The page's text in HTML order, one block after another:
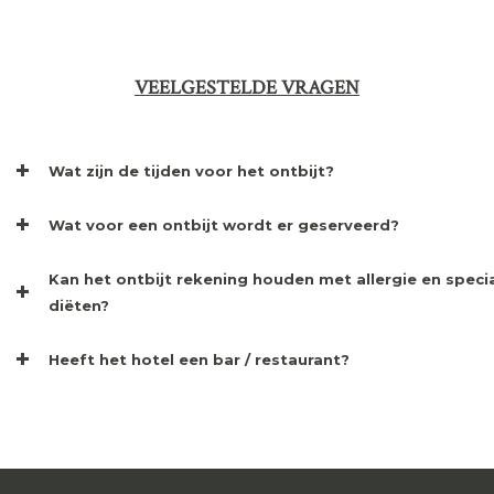
VEELGESTELDE VRAGEN
Wat zijn de tijden voor het ontbijt?
Wat voor een ontbijt wordt er geserveerd?
Kan het ontbijt rekening houden met allergie en
diëten?
Heeft het hotel een bar / restaurant?